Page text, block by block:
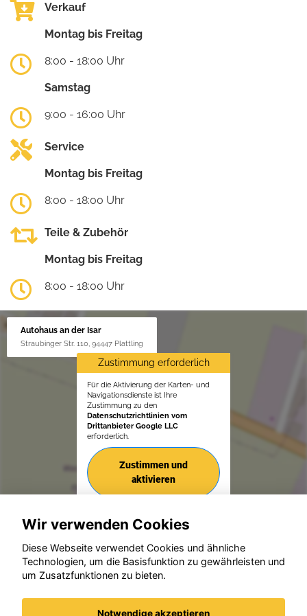
Verkauf
Montag bis Freitag
8:00 - 18:00 Uhr
Samstag
9:00 - 16:00 Uhr
Service
Montag bis Freitag
8:00 - 18:00 Uhr
Teile & Zubehör
Montag bis Freitag
8:00 - 18:00 Uhr
Autohaus an der Isar
Straubinger Str. 110, 94447 Plattling
Zustimmung erforderlich
Für die Aktivierung der Karten- und
Navigationsdienste ist Ihre
Zustimmung zu den
Datenschutzrichtlinien vom
Drittanbieter Google LLC
erforderlich.
Zustimmen und
aktivieren
© konjunkturmotor.de GmbH 2020 - 2026
Wir verwenden Cookies
Diese Webseite verwendet Cookies und ähnliche
Technologien, um die Basisfunktion zu gewährleisten und
um Zusatzfunktionen zu bieten.
Notwendige akzeptieren